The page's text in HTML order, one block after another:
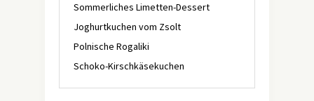
Sommerliches Limetten-Dessert
Joghurtkuchen vom Zsolt
Polnische Rogaliki
Schoko-Kirschkäsekuchen